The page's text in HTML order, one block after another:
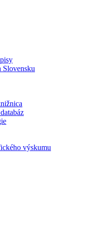
Slovensku
výskumu